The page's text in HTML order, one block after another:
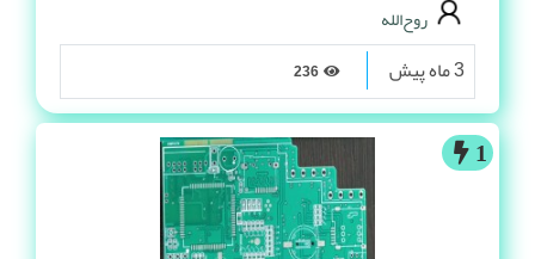
روح‌الله
3 ماه پیش
1